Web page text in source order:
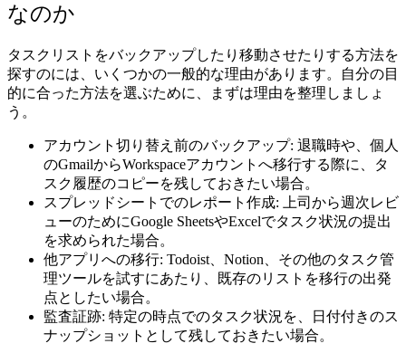
なのか
タスクリストをバックアップしたり移動させたりする方法を
探すのには、いくつかの一般的な理由があります。自分の目
的に合った方法を選ぶために、まずは理由を整理しましょ
う。
アカウント切り替え前のバックアップ: 退職時や、個人
のGmailからWorkspaceアカウントへ移行する際に、タ
スク履歴のコピーを残しておきたい場合。
スプレッドシートでのレポート作成: 上司から週次レビ
ューのためにGoogle SheetsやExcelでタスク状況の提出
を求められた場合。
他アプリへの移行: Todoist、Notion、その他のタスク管
理ツールを試すにあたり、既存のリストを移行の出発
点としたい場合。
監査証跡: 特定の時点でのタスク状況を、日付付きのス
ナップショットとして残しておきたい場合。